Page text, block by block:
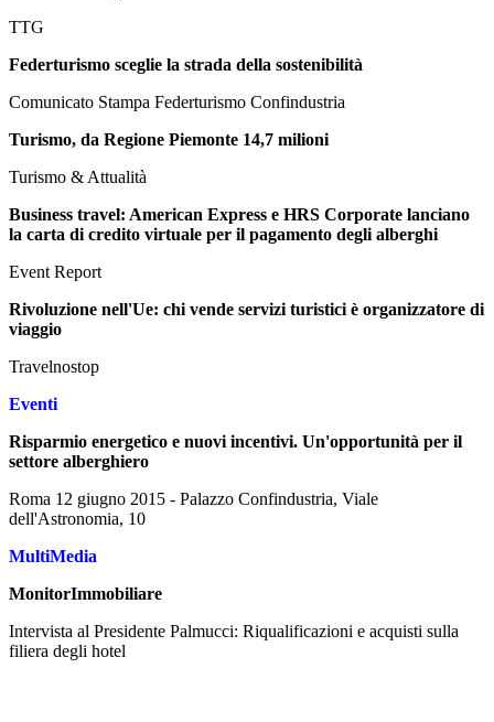
TTG
Federturismo sceglie la strada della sostenibilità
Comunicato Stampa Federturismo Confindustria
Turismo, da Regione Piemonte 14,7 milioni
Turismo & Attualità
Business travel: American Express e HRS Corporate lanciano
la carta di credito virtuale per il pagamento degli alberghi
Event Report
Rivoluzione nell'Ue: chi vende servizi turistici è organizzatore di
viaggio
Travelnostop
Eventi
Risparmio energetico e nuovi incentivi. Un'opportunità per il
settore alberghiero
Roma 12 giugno 2015 - Palazzo Confindustria, Viale
dell'Astronomia, 10
MultiMedia
MonitorImmobiliare
Intervista al Presidente Palmucci: Riqualificazioni e acquisti sulla
filiera degli hotel